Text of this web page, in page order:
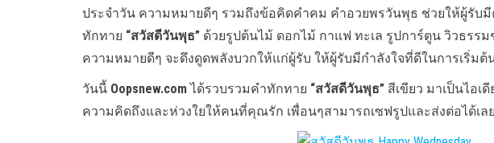
ประจำวัน ความหมายดีๆ รวมถึงข้อคิดคำคม คำอวยพรวันพุธ ช่วยให้ผู้รั
ทักทาย “สวัสดีวันพุธ” ด้วยรูปต้นไม้ ดอกไม้ กาแฟ ทะเล รูปการ์ตูน วิวธรร
ความหมายดีๆ จะดึงดูดพลังบวกให้แก่ผู้รับ ให้ผู้รับมีกำลังใจที่ดีในการเริ่มต้
วันนี้ Oopsnew.comได้รวบรวมคำทักทาย “สวัสดีวันพุธ” สีเขียว มาเป็นไอ
ความคิดถึงและห่วงใยให้คนที่คุณรัก เพื่อนๆสามารถเซฟรูปและส่งต่อได้เล